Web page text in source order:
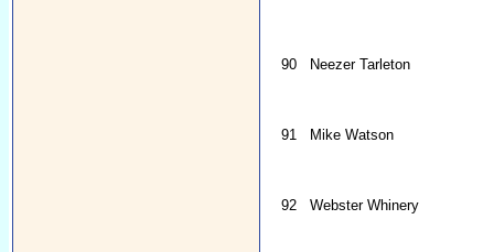
90 Neezer Tarleton
91 Mike Watson
92 Webster Whinery